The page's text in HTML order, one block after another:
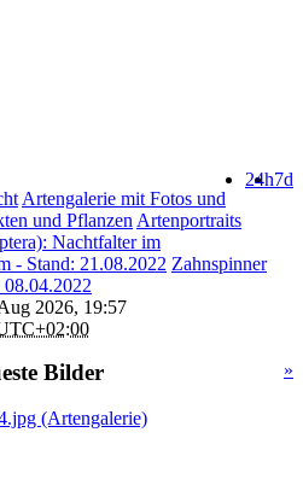
7d
24h
Artengalerie mit Fotos und
und Pflanzen Artenportraits
Nachtfalter im
- Stand: 21.08.2022 Zahnspinner
2026, 19:57
»
Bilder